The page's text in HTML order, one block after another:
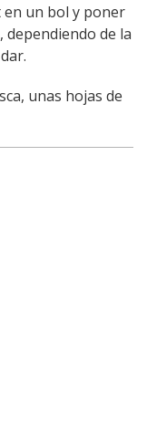
un bol y poner
dependiendo de la
unas hojas de